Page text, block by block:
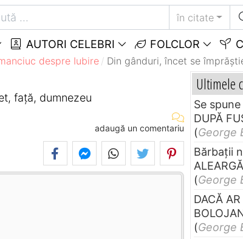
în citate
AUTORI CELEBRI FOLCLOR
despre Iubire Din gânduri, încet se
față, dumnezeu
adaugă un comentariu
Ultimele
Se spune
DUPĂ
(George
Bărbaţii
(George
DACĂ
(George